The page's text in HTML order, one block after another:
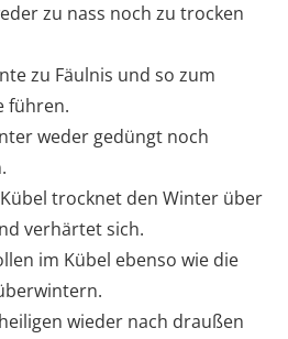
zu nass noch zu trocken
zu Fäulnis und so zum
führen.
weder gedüngt noch
trocknet den Winter über
verhärtet sich.
im Kübel ebenso wie die
wieder nach draußen